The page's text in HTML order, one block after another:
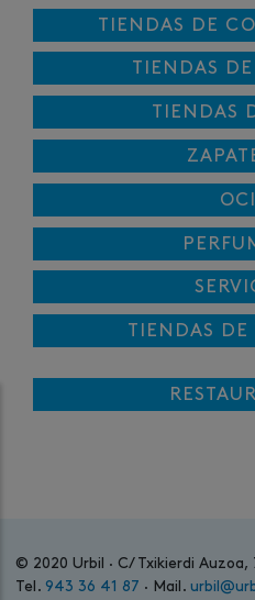
TIENDAS DE
TIENDAS
TIENDAS
TIENDAS DE
© 2020 Urbil · C/ Txikierdi Auzoa,
Tel. 943 36 41 87 · Mail.